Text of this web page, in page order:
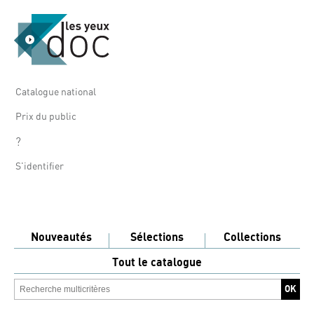
Catalogue national
Prix du public
?
S'identifier
Nouveautés Sélections
Collections
Tout le catalogue